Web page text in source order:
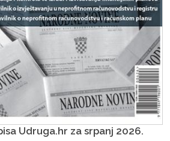
Udruga.hr za srpanj 2026.